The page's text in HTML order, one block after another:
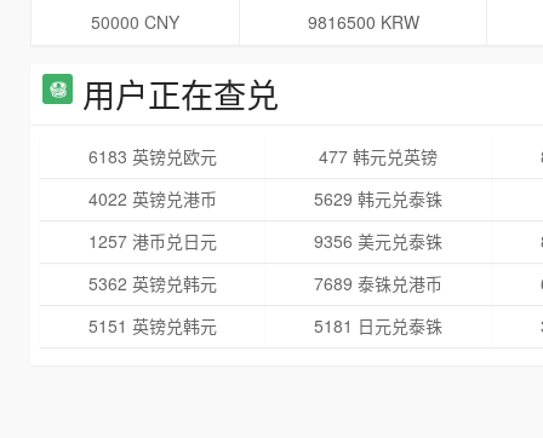
50000 CNY
9816500 KRW
用户正在查兑
6183 英镑兑欧元 477 韩元兑英镑
4022 英镑兑港币
5629 韩元兑泰铢
1257 港币兑日元
9356 美元兑泰铢
5362 英镑兑韩元
7689 泰铢兑港币
5151 英镑兑韩元
5181 日元兑泰铢